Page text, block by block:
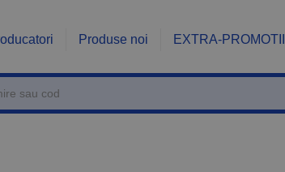
Produse noi EXTRA-PROMOTII